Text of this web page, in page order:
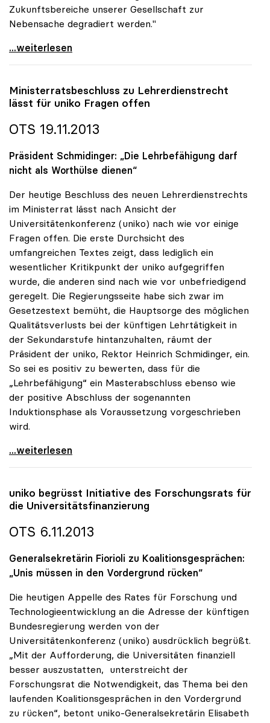
Zukunftsbereiche unserer Gesellschaft zur
Nebensache degradiert werden."
uniko-Appell: Keine Angelobung der Regierung ohne
...weiterlesen
Ministerratsbeschluss zu Lehrerdienstrecht
lässt für uniko Fragen offen
OTS 19.11.2013
Präsident Schmidinger: „Die Lehrbefähigung darf
nicht als Worthülse dienen“
Der heutige Beschluss des neuen Lehrerdienstrechts
im Ministerrat lässt nach Ansicht der
Universitätenkonferenz (uniko) nach wie vor einige
Fragen offen. Die erste Durchsicht des
umfangreichen Textes zeigt, dass lediglich ein
wesentlicher Kritikpunkt der uniko aufgegriffen
wurde, die anderen sind nach wie vor unbefriedigend
geregelt. Die Regierungsseite habe sich zwar im
Gesetzestext bemüht, die Hauptsorge des möglichen
Qualitätsverlusts bei der künftigen Lehrtätigkeit in
der Sekundarstufe hintanzuhalten, räumt der
Präsident der uniko, Rektor Heinrich Schmidinger, ein.
So sei es positiv zu bewerten, dass für die
„Lehrbefähigung“ ein Masterabschluss ebenso wie
der positive Abschluss der sogenannten
Induktionsphase als Voraussetzung vorgeschrieben
wird.
Ministerratsbeschluss zu Lehrerdienstrecht lässt
...weiterlesen
uniko begrüsst Initiative des Forschungsrats für
die Universitätsfinanzierung
OTS 6.11.2013
Generalsekretärin Fiorioli zu Koalitionsgesprächen:
„Unis müssen in den Vordergrund rücken“
Die heutigen Appelle des Rates für Forschung und
Technologieentwicklung an die Adresse der künftigen
Bundesregierung werden von der
Universitätenkonferenz (uniko) ausdrücklich begrüßt.
„Mit der Aufforderung, die Universitäten finanziell
besser auszustatten, unterstreicht der
Forschungsrat die Notwendigkeit, das Thema bei den
laufenden Koalitionsgesprächen in den Vordergrund
zu rücken“, betont uniko-Generalsekretärin Elisabeth